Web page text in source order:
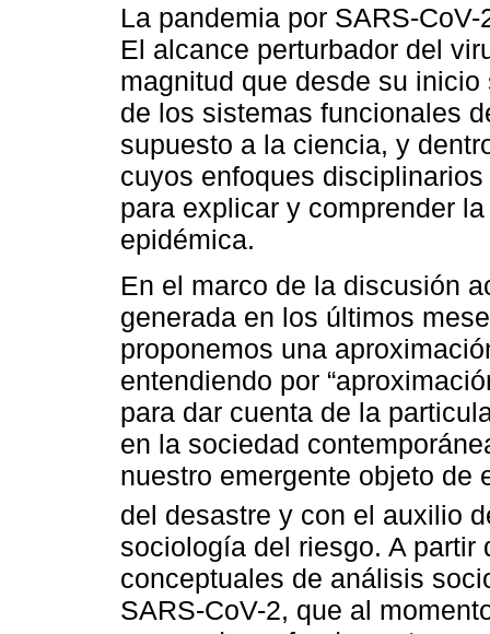
La pandemia por SARS-
El alcance perturbador del
magnitud que desde su
de los sistemas funcionales
supuesto a la ciencia, y
cuyos enfoques
para explicar y comprender
epidémica.
En el marco de la discusión
generada en los últimos
proponemos una
entendiendo por
para dar cuenta de la
en la sociedad
nuestro emergente objeto de
del desastre y con el auxilio
sociología del riesgo. A
conceptuales de análisis
SARS-CoV-2, que al